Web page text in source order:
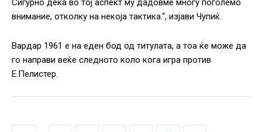
Сигурно дека во тој аспект му дадовме многу поголемо
внимание, отколку на некоја тактика.“, изјави Чупиќ.
Вардар 1961 е на еден бод од титулата, а тоа ќе може да
го направи веќе следното коло кога игра против
Е.Пелистер.